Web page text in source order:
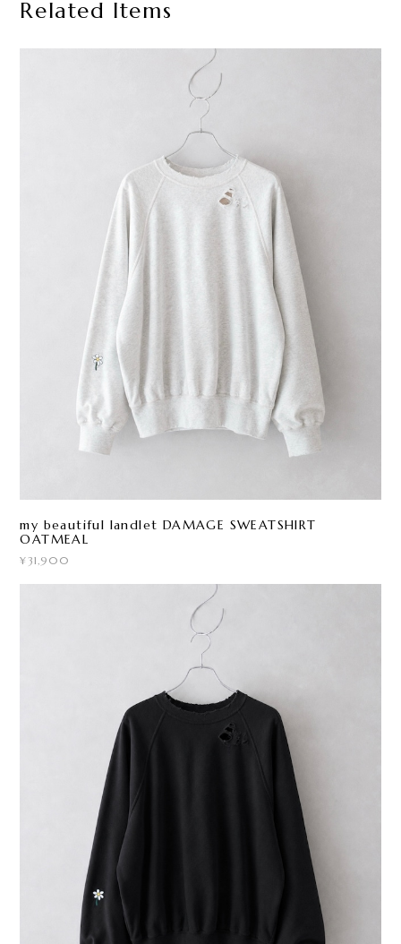
Related Items
my beautiful landlet DAMAGE SWEATSHIRT
OATMEAL
¥31,900